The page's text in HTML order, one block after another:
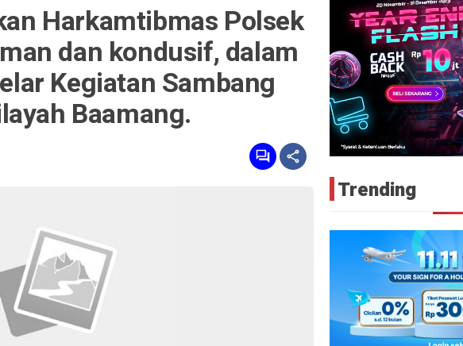
Harkamtibmas Polsek
dan kondusif, dalam
Kegiatan Sambang
Baamang.
Trending